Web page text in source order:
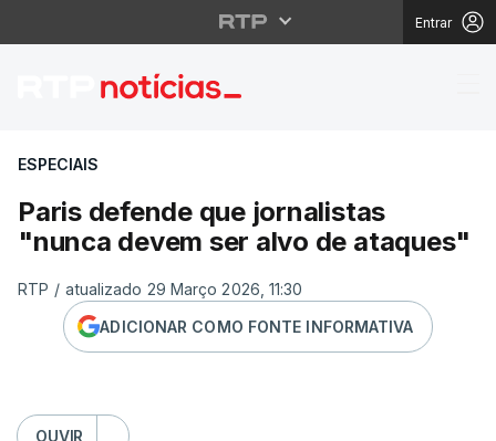
Entrar
Paris defende que
ESPECIAIS
Paris defende que jornalistas
"nunca devem ser alvo de ataques"
RTP / atualizado 29 Março 2026, 11:30
ADICIONAR COMO FONTE INFORMATIVA
OUVIR